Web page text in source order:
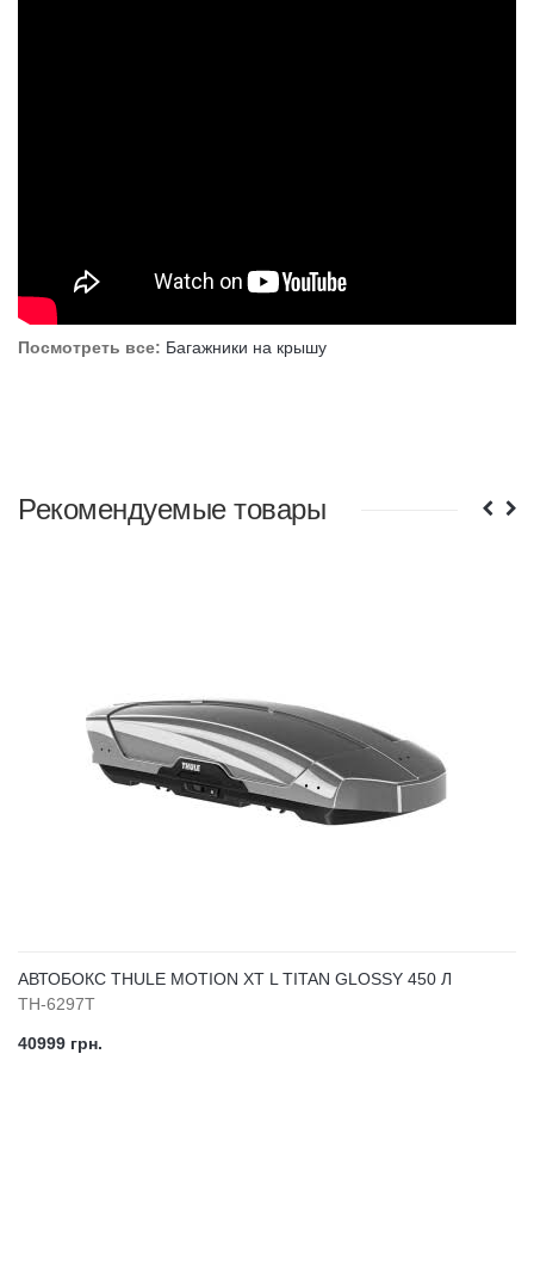
Посмотреть все: Багажники на крышу
Рекомендуемые товары
АВТОБОКС THULE MOTION XT L TITAN GLOSSY 450 Л
TH-6297T
40999 грн.